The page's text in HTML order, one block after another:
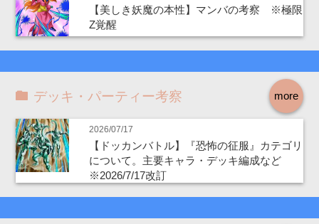
【美しき妖魔の本性】マンバの考察 ※極限
Z覚醒
more
デッキ・パーティー考察
2026/07/17
【ドッカンバトル】『恐怖の征服』カテゴリ
について。主要キャラ・デッキ編成など
※2026/7/17改訂